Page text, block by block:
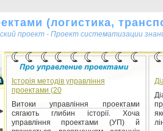
(логистика,
проект - Проект систематизации
Історія методів управління
проектами (20
Витоки управління проектами
сягають глибин історії. Хоча
управління проектами (УП) й